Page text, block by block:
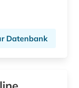
information und dokumentation (1)
Datenbank